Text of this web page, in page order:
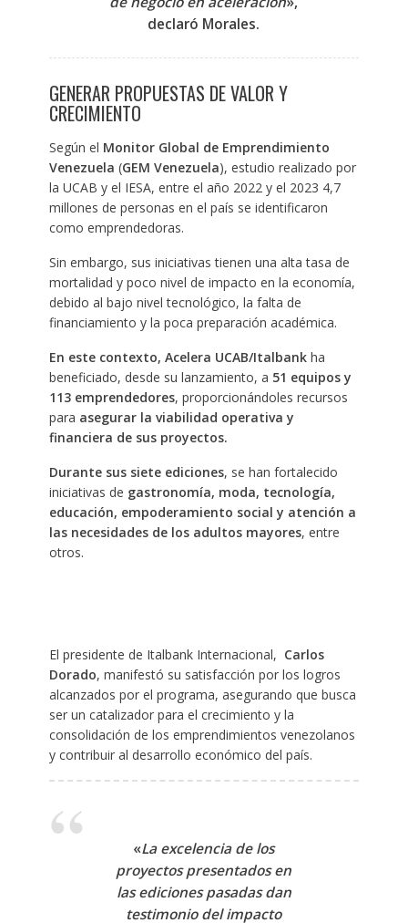
declaró Morales.
GENERAR PROPUESTAS DE VALOR Y
CRECIMIENTO
Según el Monitor Global de Emprendimiento
Venezuela (GEM Venezuela), estudio realizado por
la UCAB y el IESA, entre el año 2022 y el 2023 4,7
millones de personas en el país se identificaron
como emprendedoras.
Sin embargo, sus iniciativas tienen una alta tasa de
mortalidad y poco nivel de impacto en la economía,
debido al bajo nivel tecnológico, la falta de
financiamiento y la poca preparación académica.
En este contexto, Acelera UCAB/Italbankha
beneficiado, desde su lanzamiento, a 51 equipos y
113 emprendedores, proporcionándoles recursos
para asegurar la viabilidad operativa y
financiera de sus proyectos.
Durante sus siete ediciones, se han fortalecido
iniciativas de gastronomía, moda, tecnología,
educación, empoderamiento social y atención a
las necesidades de los adultos mayores, entre
otros.
El presidente de Italbank Internacional, Carlos
Dorado, manifestó su satisfacción por los logros
alcanzados por el programa, asegurando que busca
ser un catalizador para el crecimiento y la
consolidación de los emprendimientos venezolanos
y contribuir al desarrollo económico del país.
«La excelencia de los
proyectos presentados en
las ediciones pasadas dan
testimonio del impacto